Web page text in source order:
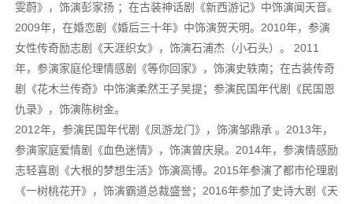
雯蔚》，饰演彭家扬 ；在古装神话剧《新西游记》中饰演闻天音。
2009年，在婚恋剧《婚后三十年》中饰演贺天明。2010年，参演
女性传奇励志剧《天涯织女》，饰演石浦杰（小石头）。 2011
年，参演家庭伦理情感剧《等你回家》，饰演史轶南；在古装传奇
剧《花木兰传奇》中饰演柔然王子吴提；参演民国年代剧《民国恩
仇录》，饰演陈树金。
2012年，参演民国年代剧《凤游龙门》，饰演邹鼎承 。2013年，
参演家庭爱情剧《血色迷情》，饰演曾庆泉。2014年，参演情感励
志轻喜剧《大根的梦想生活》饰演高博。2015年参演了都市伦理剧
《一树桃花开》，饰演霸道总裁盛誉；2016年参加了史诗大剧《天